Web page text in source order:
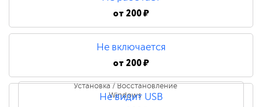
от 200 ₽
Не включается
от 200 ₽
Установка / Восстановление
Windows
Не видит USB